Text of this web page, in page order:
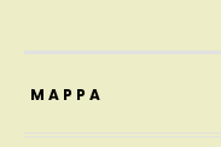
MAPPA